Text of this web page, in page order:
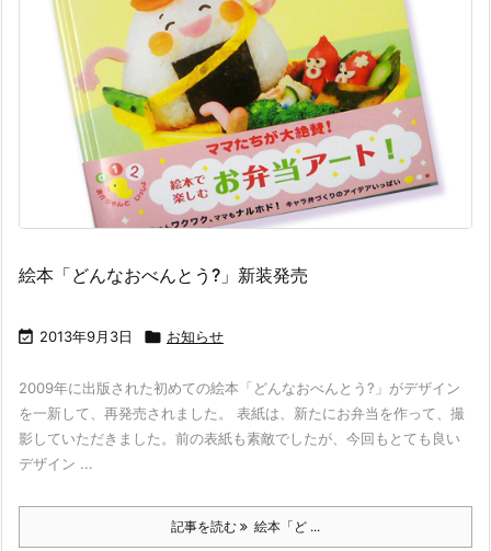
絵本「どんなおべんとう?」新装発売
 2013年9月3日  お知らせ
2009年に出版された初めての絵本「どんなおべんとう?」がデザイン
を一新して、再発売されました。 表紙は、新たにお弁当を作って、撮
影していただきました。前の表紙も素敵でしたが、今回もとても良い
デザイン ...
記事を読む 絵本「ど ...